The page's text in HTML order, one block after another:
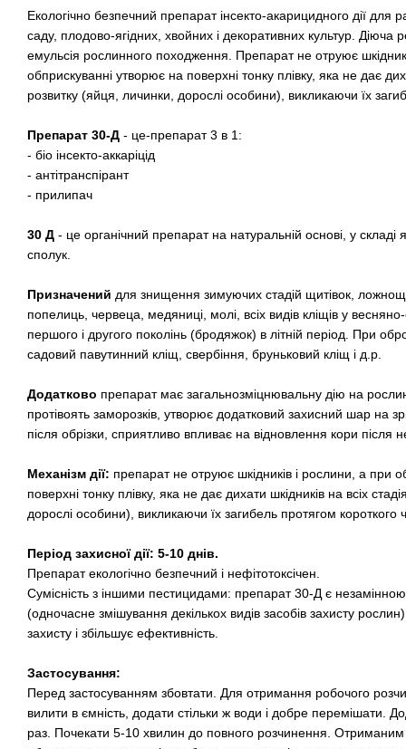
Екологічно безпечний препарат інсекто-акарицидного дії для
саду, плодово-ягідних, хвойних і декоративних культур.
емульсія рослинного походження. Препарат не отруює
обприскуванні утворює на поверхні тонку плівку, яка не дає
розвитку (яйця, личинки, дорослі особини), викликаючи їх
Препарат 30-Д - це-препарат 3 в 1:
- біо інсекто-аккаріцід
- антітранспірант
- прилипач
30 Д - це органічний препарат на натуральній основі, у складі
сполук.
Призначений для знищення зимуючих стадій щитівок,
попелиць, червеца, медяниці, молі, всіх видів кліщів у весняно-
першого і другого поколінь (бродяжок) в літній період. При
садовий павутинний кліщ, свербіння, бруньковий кліщ і д.р.
Додатково препарат має загальнозміцнювальну дію на
протівоять заморозків, утворює додатковий захисний шар на
після обрізки, сприятливо впливає на відновлення кори після
Механізм дії: препарат не отруює шкідників і рослини, а при
поверхні тонку плівку, яка не дає дихати шкідників на всіх
дорослі особини), викликаючи їх загибель протягом короткого
Період захисної дії: 5-10 днів.
Препарат екологічно безпечний і нефітотоксічен.
Сумісність з іншими пестицидами: препарат 30-Д є
(одночасне змішування декількох видів засобів захисту
захисту і збільшує ефективність.
Застосування:
Перед застосуванням збовтати. Для отримання робочого
вилити в ємність, додати стільки ж води і добре перемішати.
раз. Почекати 5-10 хвилин до повного розчинення.